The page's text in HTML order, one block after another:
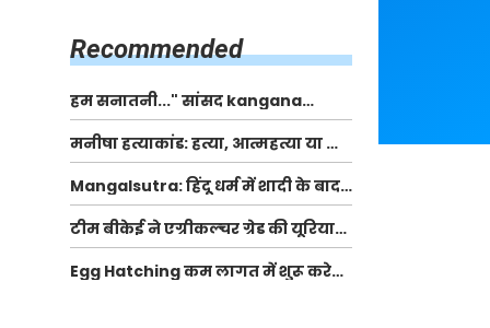
Recommended
हम सनातनी..." सांसद kangana
Ranaut से क्या बोली लड़की? Viral
Jantar-Mantar | CJP protest
मनीषा हत्याकांड: हत्या, आत्महत्या या कोई बड़ा राज?
| Full Story | Josh Haryana
Mangalsutra: हिंदू धर्म में शादी के बाद
मंगलसूत्र क्यों पहनती है महिलाएं, किसने
शुरु की ये परंपरा
टीम बीकेई ने एग्रीकल्चर ग्रेड की यूरिया
खाद गट्टों में बदलकर टेक्निकल ग्रेड में
बेचने वालों पर करवाई कार्रवाई:
Egg Hatching कम लागत में शुरू करे